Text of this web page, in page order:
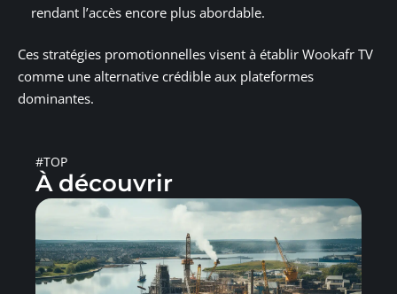
rendant l’accès encore plus abordable.
Ces stratégies promotionnelles visent à établir Wookafr TV
comme une alternative crédible aux plateformes
dominantes.
#TOP
À découvrir